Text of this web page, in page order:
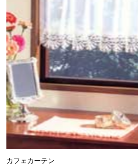
カフェカーテン